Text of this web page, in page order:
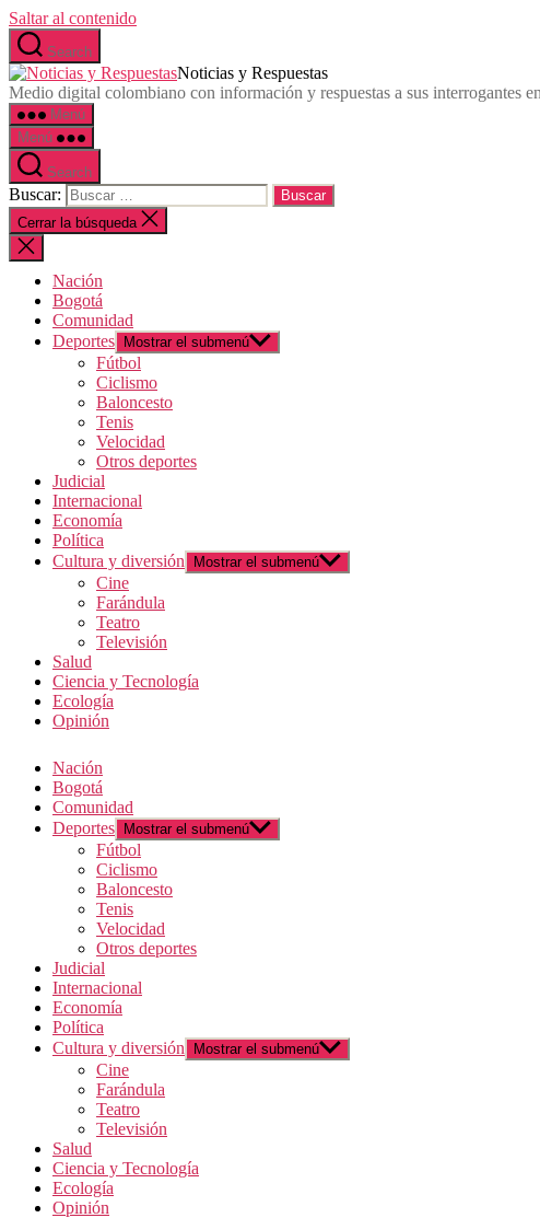
Saltar al contenido
Search
Noticias y Respuestas
Medio digital colombiano con información y respuestas a sus interrogantes
Menú
Menú
Search
Buscar:
Cerrar la búsqueda
Nación
Bogotá
Comunidad
Deportes
Mostrar el submenú
Fútbol
Ciclismo
Baloncesto
Tenis
Velocidad
Otros deportes
Judicial
Internacional
Economía
Política
Cultura y diversión
Mostrar el submenú
Cine
Farándula
Teatro
Televisión
Salud
Ciencia y Tecnología
Ecología
Opinión
Nación
Bogotá
Comunidad
Deportes
Mostrar el submenú
Fútbol
Ciclismo
Baloncesto
Tenis
Velocidad
Otros deportes
Judicial
Internacional
Economía
Política
Cultura y diversión
Mostrar el submenú
Cine
Farándula
Teatro
Televisión
Salud
Ciencia y Tecnología
Ecología
Opinión